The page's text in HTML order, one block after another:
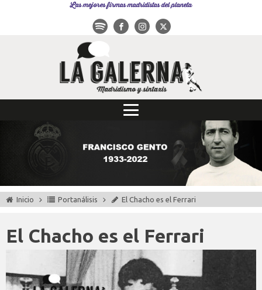
Las mejores firmas madridistas del planeta
Inicio Portanálisis El Chacho es el Ferrari
El Chacho es el Ferrari